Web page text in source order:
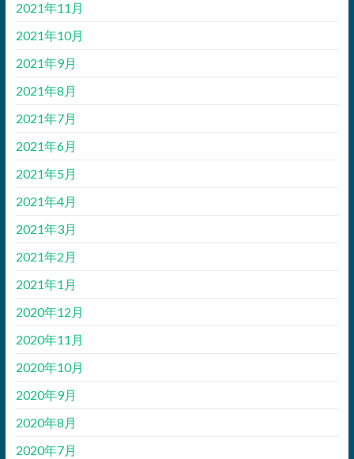
2021年11月
2021年10月
2021年9月
2021年8月
2021年7月
2021年6月
2021年5月
2021年4月
2021年3月
2021年2月
2021年1月
2020年12月
2020年11月
2020年10月
2020年9月
2020年8月
2020年7月